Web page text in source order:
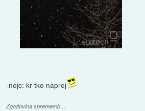
-nejc: kr tko naprej
Zgodovina sprememb…